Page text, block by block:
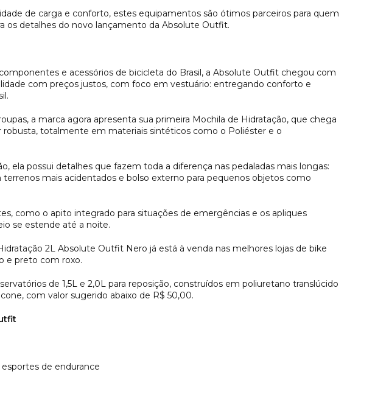
de carga e conforto, estes equipamentos são ótimos parceiros para quem
os detalhes do novo lançamento da Absolute Outfit.
e acessórios de bicicleta do Brasil, a Absolute Outfit chegou com
com preços justos, com foco em vestuário: entregando conforto e
a marca agora apresenta sua primeira Mochila de Hidratação, que chega
robusta, totalmente em materiais sintéticos como o Poliéster e o
ela possui detalhes que fazem toda a diferença nas pedaladas mais longas:
mais acidentados e bolso externo para pequenos objetos como
como o apito integrado para situações de emergências e os apliques
se estende até a noite.
2L Absolute Outfit Nero já está à venda nas melhores lojas de bike
e preto com roxo.
de 1,5L e 2,0L para reposição, construídos em poliuretano translúcido
com valor sugerido abaixo de R$ 50,00.
esportes de endurance